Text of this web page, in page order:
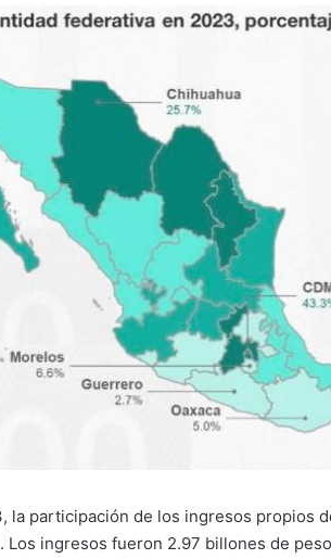
la participación de los ingresos propios
Los ingresos fueron 2.97 billones de